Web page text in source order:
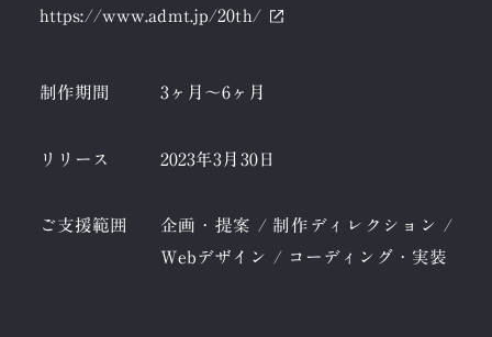
https://www.admt.jp/20th/
制作期間 3ヶ月～6ヶ月
リリース 2023年3月30日
ご支援範囲
企画・提案 / 制作ディレクション /
Webデザイン / コーディング・実装